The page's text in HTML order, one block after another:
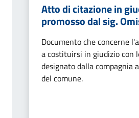
Atto di citazione in
promosso dal sig.
Documento che concerne
a costituirsi in giudizio con
designato dalla compagnia
del comune.